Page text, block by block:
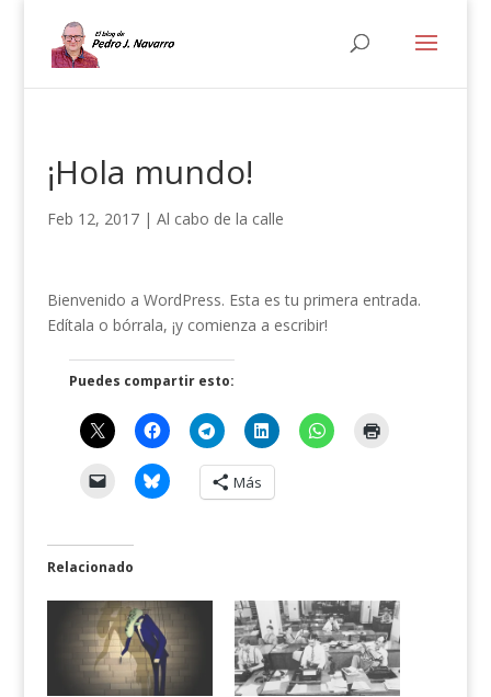
¡Hola mundo!
Feb 12, 2017| Al cabo de la calle
Bienvenido a WordPress. Esta es tu primera entrada.
Edítala o bórrala, ¡y comienza a escribir!
Puedes compartir esto:
Más
Relacionado